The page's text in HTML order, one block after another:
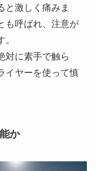
と激しく痛みま
も呼ばれ、注意が
対に素手で触ら
イヤーを使って慎
か